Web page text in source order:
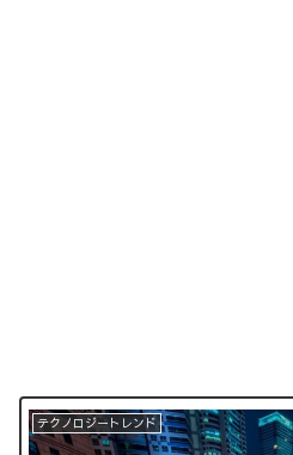
テクノロジートレンド